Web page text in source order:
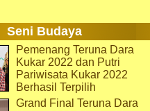
Seni Budaya
Pemenang Teruna Dara
Kukar 2022 dan Putri
Pariwisata Kukar 2022
Berhasil Terpilih
Grand Final Teruna Dara